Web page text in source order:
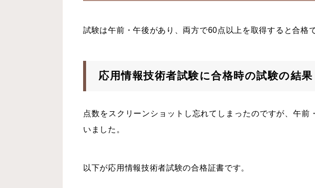
試験は午前・午後があり、両方で60点以上を取得すると合格で
応用情報技術者試験に合格時の試験の結果
点数をスクリーンショットし忘れてしまったのですが、午前
いました。
以下が応用情報技術者試験の合格証書です。